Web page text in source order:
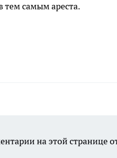
тем самым ареста.
на этой странице